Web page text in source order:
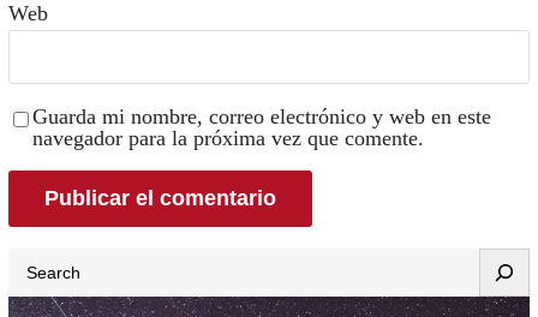
Web
Guarda mi nombre, correo electrónico y web en este
navegador para la próxima vez que comente.